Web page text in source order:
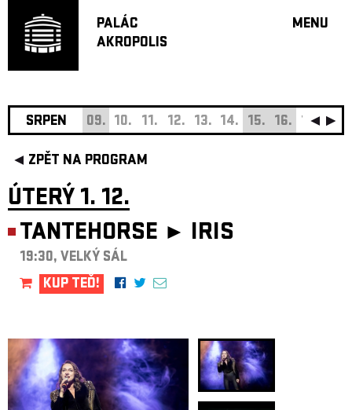
PALÁC
AKROPOLIS
MENU
JAZZ
SRPEN 09. 10. 11. 12. 13. 14. 15. 16. 17. 18.
ZPĚT NA PROGRAM
ÚTERÝ 1. 12.
TANTEHORSE ► IRIS
19:30, VELKÝ SÁL
KUP TEĎ!